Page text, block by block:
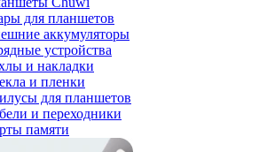
для планшетов
аккумуляторы
устройства
и накладки
и пленки
для планшетов
и переходники
памяти